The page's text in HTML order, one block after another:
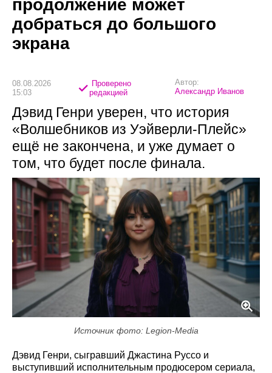
продолжение может
добраться до большого
экрана
08.08.2026
15:03
Проверено
редакцией
Автор:
Александр Иванов
Дэвид Генри уверен, что история
«Волшебников из Уэйверли-Плейс»
ещё не закончена, и уже думает о
том, что будет после финала.
Источник фото: Legion-Media
Дэвид Генри, сыгравший Джастина Руссо и
выступивший исполнительным продюсером сериала,